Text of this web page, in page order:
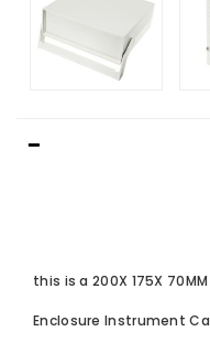
this is a 200X 175X
Enclosure Instrument